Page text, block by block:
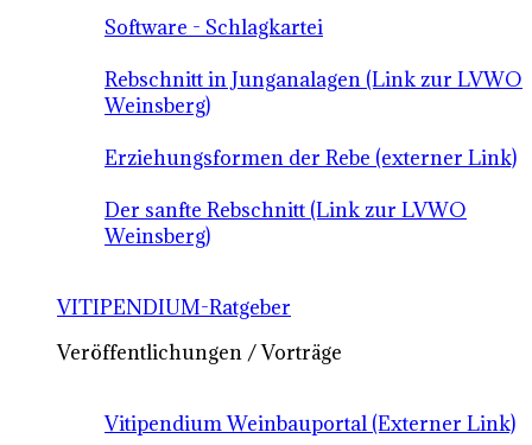
Software - Schlagkartei
Rebschnitt in Junganalagen (Link zur LVWO
Weinsberg)
Erziehungsformen der Rebe (externer Link)
Der sanfte Rebschnitt (Link zur LVWO
Weinsberg)
VITIPENDIUM-Ratgeber
Veröffentlichungen / Vorträge
Vitipendium Weinbauportal (Externer Link)